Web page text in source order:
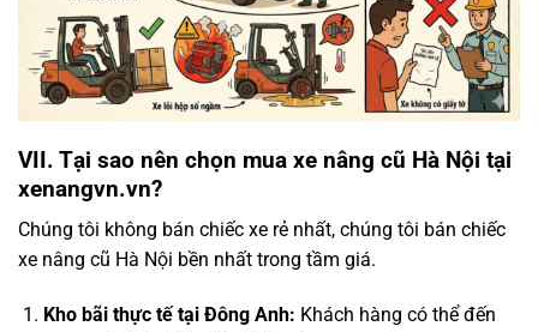
VII. Tại sao nên chọn mua xe nâng cũ Hà Nội tại
xenangvn.vn?
Chúng tôi không bán chiếc xe rẻ nhất, chúng tôi bán chiếc
xe nâng cũ Hà Nội bền nhất trong tầm giá.
Kho bãi thực tế tại Đông Anh: Khách hàng có thể đến